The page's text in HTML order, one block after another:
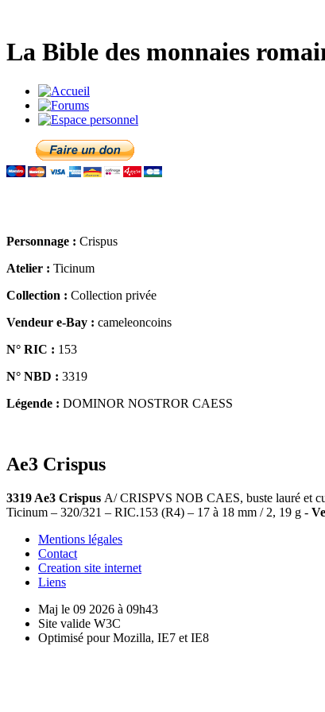
La Bible des monnaies
Personnage : Crispus
Atelier : Ticinum
Collection : Collection privée
Vendeur e-Bay : cameleoncoins
N° RIC : 153
N° NBD : 3319
Légende : DOMINOR NOSTROR CAESS
Ae3 Crispus
3319 Ae3 Crispus A/ CRISPVS NOB CAES, buste lauré et
Ticinum – 320/321 – RIC.153 (R4) – 17 à 18 mm / 2, 19 g -
Mentions légales
Contact
Creation site internet
Liens
Maj le 09 2026 à 09h43
Site valide W3C
Optimisé pour Mozilla, IE7 et IE8